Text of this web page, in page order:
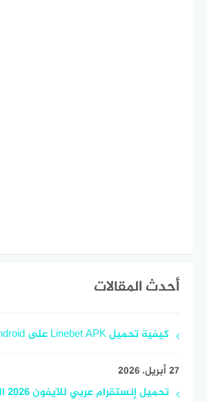
أحدث المقالات
كيفية تحميل Linebet APK على Android خطوة بخطوة
27 أبريل، 2026
تحميل إنستقرام عربي للآيفون 2026 الرسمي اخر إصدار